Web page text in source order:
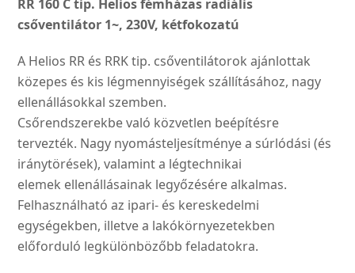
kétfokozatú
RR 160 C tip. Helios fémházas radiális
csőventilátor 1~, 230V, kétfokozatú
A Helios RR és RRK tip. csőventilátorok ajánlottak
közepes és kis légmennyiségek szállításához, nagy
ellenállásokkal szemben.
Csőrendszerekbe való közvetlen beépítésre
tervezték. Nagy nyomásteljesítménye a súrlódási (és
iránytörések), valamint a légtechnikai
elemek ellenállásainak legyőzésére alkalmas.
Felhasználható az ipari- és kereskedelmi
egységekben, illetve a lakókörnyezetekben
előforduló legkülönbözőbb feladatokra.